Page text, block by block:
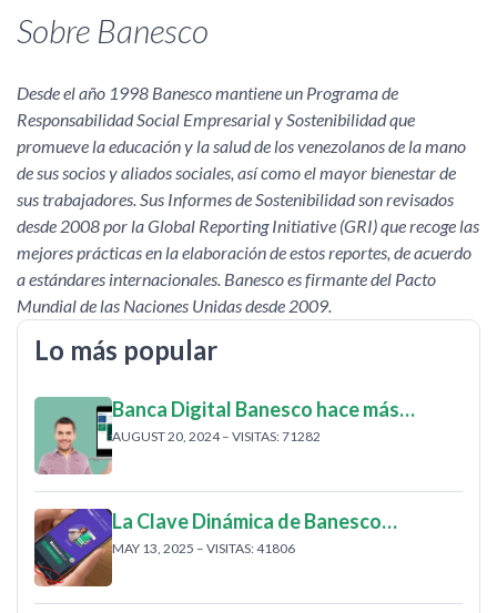
Sobre Banesco
Desde el año 1998 Banesco mantiene un Programa de
Responsabilidad Social Empresarial y Sostenibilidad que
promueve la educación y la salud de los venezolanos de la mano
de sus socios y aliados sociales, así como el mayor bienestar de
sus trabajadores. Sus Informes de Sostenibilidad son revisados
desde 2008 por la Global Reporting Initiative (GRI) que recoge las
mejores prácticas en la elaboración de estos reportes, de acuerdo
a estándares internacionales. Banesco es firmante del Pacto
Mundial de las Naciones Unidas desde 2009.
Lo más popular
Banca Digital Banesco hace más…
AUGUST 20, 2024 – VISITAS: 71282
La Clave Dinámica de Banesco…
MAY 13, 2025 – VISITAS: 41806